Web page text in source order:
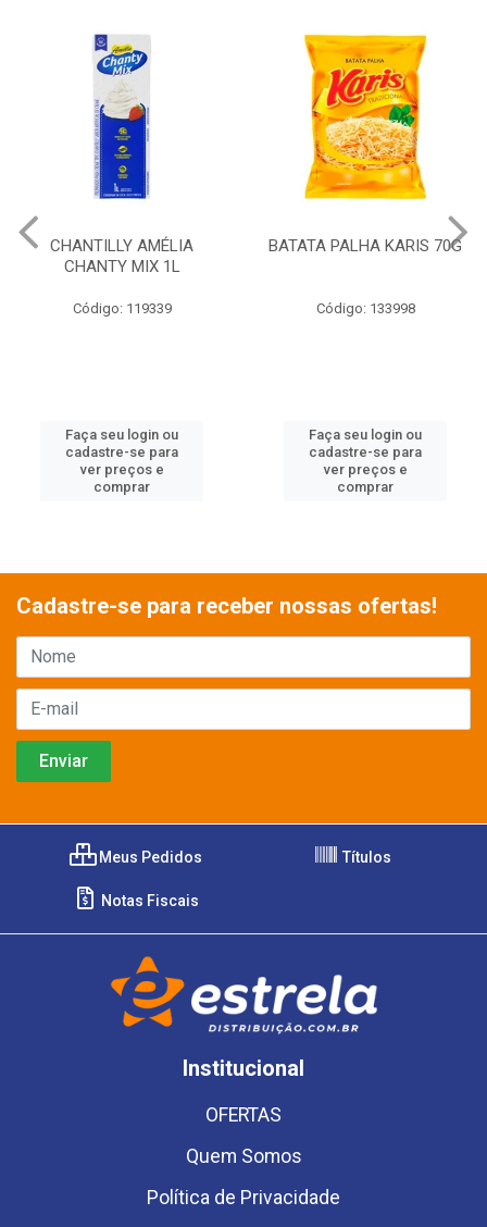
BATATA PALHA KARIS 70G
Código: 133998
Faça seu login ou
cadastre-se para
ver preços e
comprar
CEREAL MATINAL
Código: 136304
Faça seu login ou
cadastre-se para
ver preços e
comprar
Cadastre-se para receber nossas ofertas!
Meus Pedidos Títulos
Notas Fiscais
Institucional
OFERTAS
Quem Somos
Política de Privacidade